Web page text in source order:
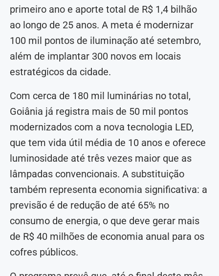
primeiro ano e aporte total de R$ 1,4 bilhão
ao longo de 25 anos. A meta é modernizar
100 mil pontos de iluminação até setembro,
além de implantar 300 novos em locais
estratégicos da cidade.
Com cerca de 180 mil luminárias no total,
Goiânia já registra mais de 50 mil pontos
modernizados com a nova tecnologia LED,
que tem vida útil média de 10 anos e oferece
luminosidade até três vezes maior que as
lâmpadas convencionais. A substituição
também representa economia significativa: a
previsão é de redução de até 65% no
consumo de energia, o que deve gerar mais
de R$ 40 milhões de economia anual para os
cofres públicos.